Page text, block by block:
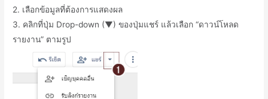
2. เลือกข้อมูลที่ต้องการแสดงผล
3. คลิกที่ปุ่ม Drop-down (▼) ของปุ่มแชร์ แล้วเลือก “ดาวน์โหลด
รายงาน” ตามรูป